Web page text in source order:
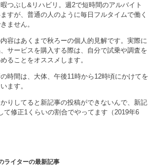
つぶし&リハビリ。週2で短時間のアルバイト
すが、普通の人のように毎日フルタイムで働く
ません。
容はあくまで秋ろーの個人的見解です。実際に
サービスを購入する際は、自分で試乗や調査を
ることをオススメします。
時間は、大体、午後11時から12時頃にかけてを
ます。
りしてると新記事の投稿ができないんで、新記
て修正1くらいの割合でやってます（2019年6
ライターの最新記事